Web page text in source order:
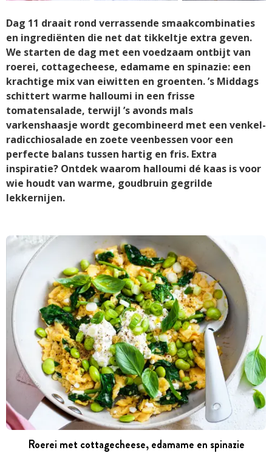
Dag 11 draait rond verrassende smaakcombinaties
en ingrediënten die net dat tikkeltje extra geven.
We starten de dag met een voedzaam ontbijt van
roerei, cottagecheese, edamame en spinazie: een
krachtige mix van eiwitten en groenten. ’s Middags
schittert warme halloumi in een frisse
tomatensalade, terwijl ’s avonds mals
varkenshaasje wordt gecombineerd met een venkel-
radicchiosalade en zoete veenbessen voor een
perfecte balans tussen hartig en fris. Extra
inspiratie? Ontdek waarom halloumi dé kaas is voor
wie houdt van warme, goudbruin gegrilde
lekkernijen.
Roerei met cottagecheese, edamame en spinazie